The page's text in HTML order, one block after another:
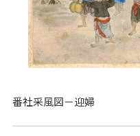
番社采風図－迎婦